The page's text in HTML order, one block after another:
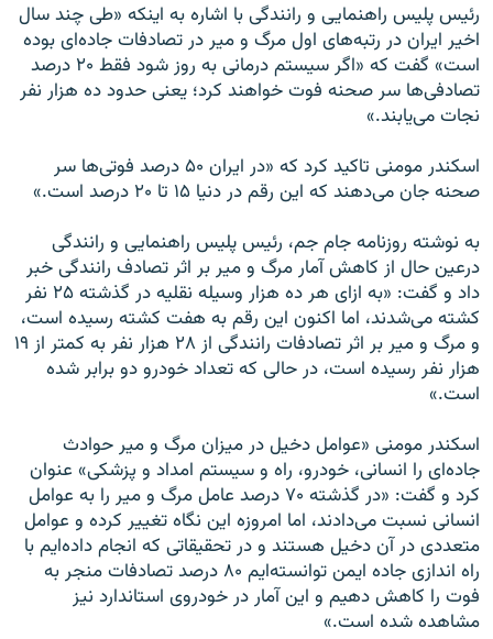
رئیس پلیس راهنمایی و رانندگی با اشاره به اینکه «طی چند سال
اخیر ایران در رتبه‌های اول مرگ و میر در تصادفات جاده‌ای بوده
است» گفت که «اگر سیستم درمانی به روز شود فقط ۲۰ درصد
تصادفی‌ها سر صحنه فوت خواهند کرد؛ یعنی حدود ده هزار نفر
نجات می‌یابند.»
اسکندر مومنی تاکید کرد که «در ایران ۵۰ درصد فوتی‌ها سر
صحنه جان می‌دهند که این رقم در دنیا ۱۵ تا ۲۰ درصد است.»
به نوشته روزنامه جام جم، رئیس پلیس راهنمایی و رانندگی
درعین حال از کاهش آمار مرگ و میر بر اثر تصادف رانندگی خبر
داد و گفت: «به ازای هر ده هزار وسیله نقلیه در گذشته ۲۵ نفر
کشته می‌شدند، اما اکنون این رقم به هفت کشته رسیده است،
و مرگ و میر بر اثر تصادفات رانندگی از ۲۸ هزار نفر به کمتر از ۱۹
هزار نفر رسیده است، در حالی که تعداد خودرو دو برابر شده
است.»
اسکندر مومنی «عوامل دخیل در میزان مرگ و میر حوادث
جاده‌ای را انسانی، خودرو، راه و سیستم امداد و پزشکی» عنوان
کرد و گفت: «در گذشته ۷۰ درصد عامل مرگ و میر را به عوامل
انسانی نسبت می‌دادند، اما امروزه این نگاه تغییر کرده و عوامل
متعددی در آن دخیل هستند و در تحقیقاتی که انجام داده‌ایم با
راه اندازی جاده ایمن توانسته‌ایم ۸۰ درصد تصادفات منجر به
فوت را کاهش دهیم و این آمار در خودروی استاندارد نیز
مشاهده شده است.»